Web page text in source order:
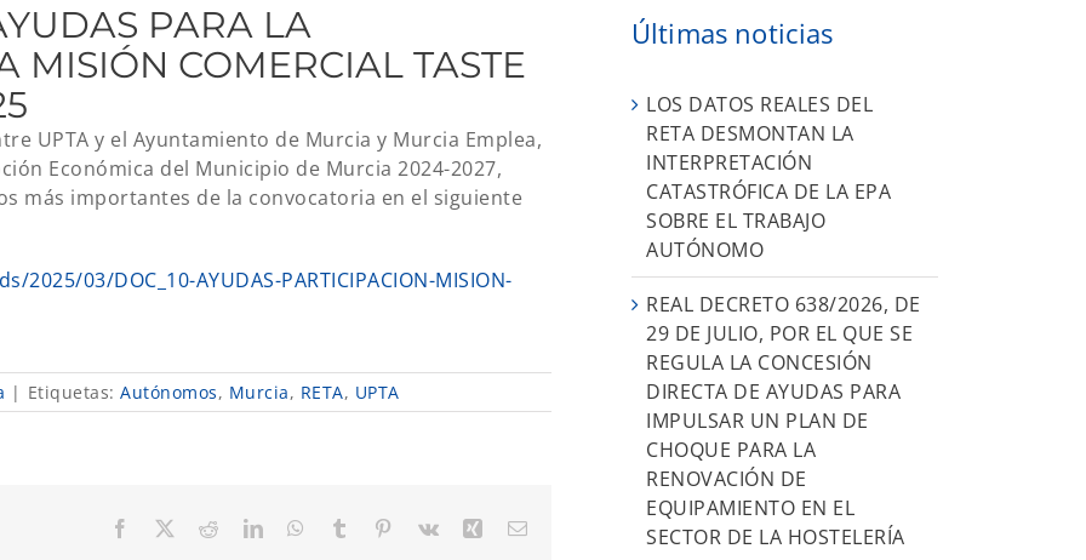
PARA LA
MISIÓN COMERCIAL TASTE
UPTA y el Ayuntamiento de Murcia y Murcia Emplea,
Económica del Municipio de Murcia 2024-2027,
más importantes de la convocatoria en el siguiente
03/DOC_10-AYUDAS-PARTICIPACION-MISION-
| Etiquetas: Autónomos, Murcia, RETA, UPTA
Facebook RedditLinkedInWhatsApp
Tumblr Pinterest
Vk XingCorreo
Últimas noticias
LOS DATOS REALES DEL
RETA DESMONTAN LA
INTERPRETACIÓN
CATASTRÓFICA DE LA EPA
SOBRE EL TRABAJO
AUTÓNOMO
REAL DECRETO 638/2026, DE
29 DE JULIO, POR EL QUE SE
REGULA LA CONCESIÓN
DIRECTA DE AYUDAS PARA
IMPULSAR UN PLAN DE
CHOQUE PARA LA
RENOVACIÓN DE
EQUIPAMIENTO EN EL
SECTOR DE LA HOSTELERÍA